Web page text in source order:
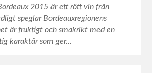
2015 är ett rött vin från
speglar Bordeauxregionens
är fruktigt och smakrikt med en
karaktär som ger…